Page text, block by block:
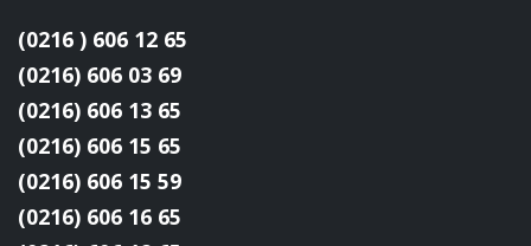
(0216 ) 606 12 65
(0216) 606 03 69
(0216) 606 13 65
(0216) 606 15 65
(0216) 606 15 59
(0216) 606 16 65